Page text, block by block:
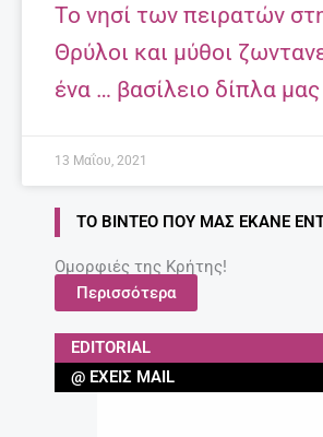
Το νησί των πειρατών
Θρύλοι και μύθοι
ένα … βασίλειο δίπλα μας
13 Μαΐου, 2021
ΤΟ ΒΊΝΤΕΟ ΠΟΥ ΜΑΣ ΈΚΑΝΕ
Ομορφιές της Κρήτης!
Περισσότερα
EDITORIAL
@ ΈΧΕΙΣ MAIL